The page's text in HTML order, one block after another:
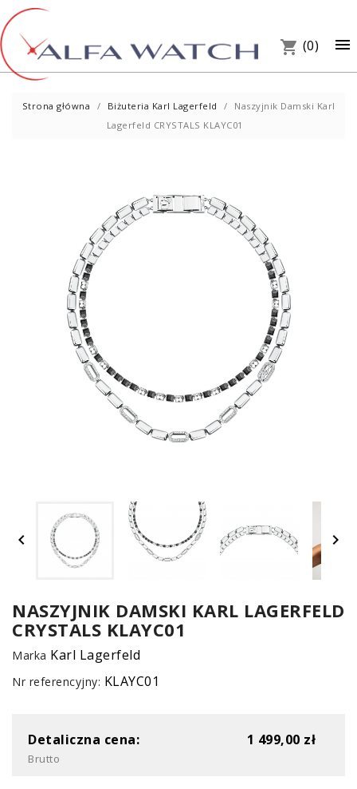

shopping_cart (0)
Strona główna Biżuteria Karl Lagerfeld
Naszyjnik Damski Karl
Lagerfeld CRYSTALS KLAYC01
 
NASZYJNIK DAMSKI KARL LAGERFELD
CRYSTALS KLAYC01
Marka Karl Lagerfeld
Nr referencyjny: KLAYC01
Detaliczna cena: 1 499,00 zł
Brutto